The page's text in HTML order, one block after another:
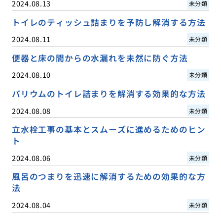
2024.08.13 未分類
トイレのティッシュ詰まりを予防し解消する方法
2024.08.11 未分類
便器と床の間からの水漏れを未然に防ぐ方法
2024.08.10 未分類
バリウムのトイレ詰まりを解消する効果的な方法
2024.08.08 未分類
立水栓工事の基本とスムーズに進めるためのヒン
ト
2024.08.06 未分類
風呂のつまりを迅速に解消するための効果的な方
法
2024.08.04 未分類